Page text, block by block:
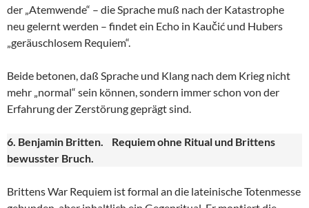
der „Atemwende“ – die Sprache muß nach der Katastrophe
neu gelernt werden – findet ein Echo in Kaučić und Hubers
„geräuschlosem Requiem“.
Beide betonen, daß Sprache und Klang nach dem Krieg nicht
mehr „normal“ sein können, sondern immer schon von der
Erfahrung der Zerstörung geprägt sind.
6. Benjamin Britten. Requiem ohne Ritual und Brittens
bewusster Bruch.
Brittens War Requiem ist formal an die lateinische Totenmesse